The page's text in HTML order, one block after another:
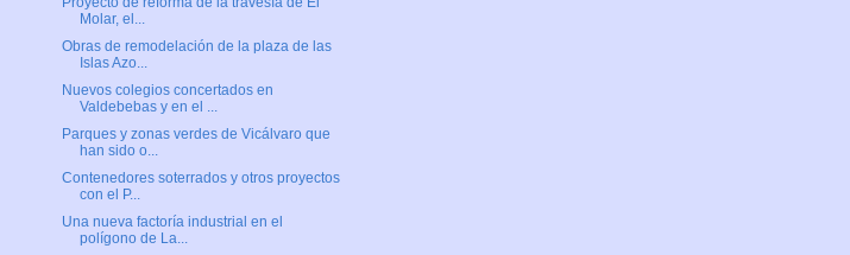
Molar, el...
Obras de remodelación de la plaza de las
Islas Azo...
Nuevos colegios concertados en
Valdebebas y en el ...
Parques y zonas verdes de Vicálvaro que
han sido o...
Contenedores soterrados y otros proyectos
con el P...
Una nueva factoría industrial en el
polígono de La...